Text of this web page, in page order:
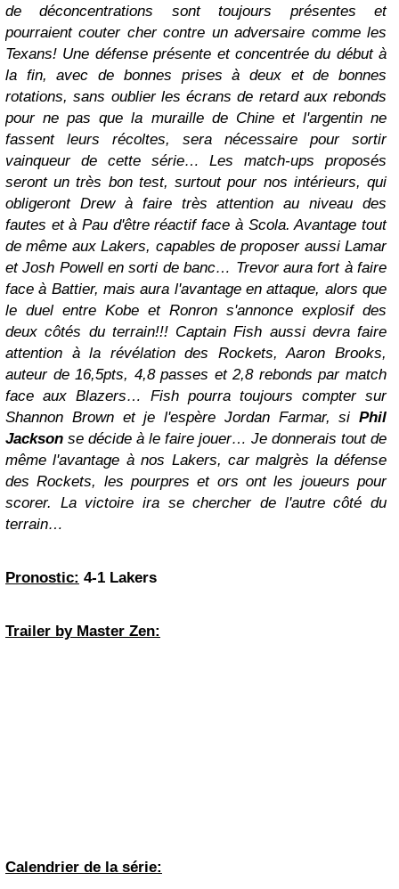
de déconcentrations sont toujours présentes et
pourraient couter cher contre un adversaire comme les
Texans! Une défense présente et concentrée du début à
la fin, avec de bonnes prises à deux et de bonnes
rotations, sans oublier les écrans de retard aux rebonds
pour ne pas que la muraille de Chine et l'argentin ne
fassent leurs récoltes, sera nécessaire pour sortir
vainqueur de cette série… Les match-ups proposés
seront un très bon test, surtout pour nos intérieurs, qui
obligeront Drew à faire très attention au niveau des
fautes et à Pau d'être réactif face à Scola. Avantage tout
de même aux Lakers, capables de proposer aussi Lamar
et Josh Powell en sorti de banc… Trevor aura fort à faire
face à Battier, mais aura l'avantage en attaque, alors que
le duel entre Kobe et Ronron s'annonce explosif des
deux côtés du terrain!!! Captain Fish aussi devra faire
attention à la révélation des Rockets, Aaron Brooks,
auteur de 16,5pts, 4,8 passes et 2,8 rebonds par match
face aux Blazers… Fish pourra toujours compter sur
Shannon Brown et je l'espère Jordan Farmar, si Phil
Jackson se décide à le faire jouer… Je donnerais tout de
même l'avantage à nos Lakers, car malgrès la défense
des Rockets, les pourpres et ors ont les joueurs pour
scorer. La victoire ira se chercher de l'autre côté du
terrain…
Pronostic: 4-1 Lakers
Trailer by Master Zen:
Calendrier de la série: